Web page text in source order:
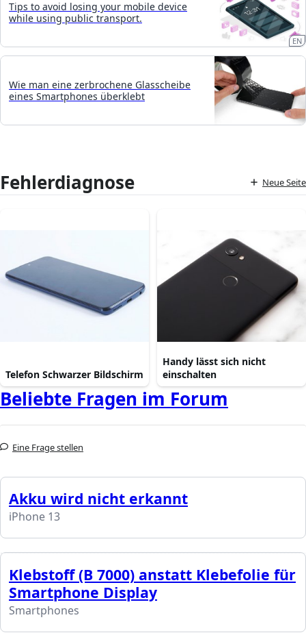
Tips to avoid losing your mobile device
while using public transport.
EN
Wie man eine zerbrochene Glasscheibe
eines Smartphones überklebt
Fehlerdiagnose Neue Seite
Telefon Schwarzer Bildschirm
Handy lässt sich nicht
einschalten
Beliebte Fragen im Forum
Eine Frage stellen
Akku wird nicht erkannt
iPhone 13
Klebstoff (B 7000) anstatt Klebefolie für
Smartphone Display
Smartphones